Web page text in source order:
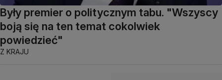
Były premier o politycznym tabu. "Wszyscy
boją się na ten temat cokolwiek
powiedzieć"
Z KRAJU